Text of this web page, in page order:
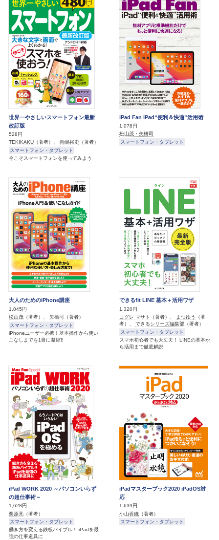
世界一やさしいスマートフォン最新
改訂版
528円
TEKIKAKU （著者）、 岡嶋裕史 （著者）
スマートフォン・タブレット
今こそスマートフォンを使ってみよう
iPad Fan iPad“便利＆快適”活用術
1,078円
松山茂・矢橋司
スマートフォン・タブレット
大人のためのiPhone講座
1,045円
松山茂 （著者）、 矢橋司
（著者）
スマートフォン・タブレット
iPhoneユーザー必携！基本操作から使い
こなしまでを1冊に凝縮!!
できるfit LINE 基本＋活用ワザ
1,320円
コグレ マサト
（著者）、 まつゆう
（著
者）、 できるシリーズ編集部 （著者）
スマートフォン・タブレット
スマホ初心者でも大丈夫！ LINEの基本か
ら活用まで徹底解説
iPad WORK 2020 ～パソコンいらず
の超仕事術～
1,628円
栗原亮 （著者）
スマートフォン・タブレット
働き方を変える鉄板バイブル！ iPadを最
強の仕事道具に
iPadマスターブック2020 iPadOS対
応
1,639円
小山香織 （著者）
スマートフォン・タブレット